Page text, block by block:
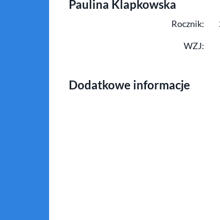
Paulina Klapkowska
Rocznik:
WZJ:
Dodatkowe informacje